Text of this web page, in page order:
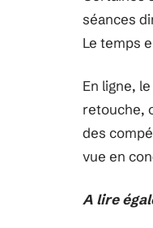
séances
Le temps
En ligne,
retouche,
des
vue en
A lire